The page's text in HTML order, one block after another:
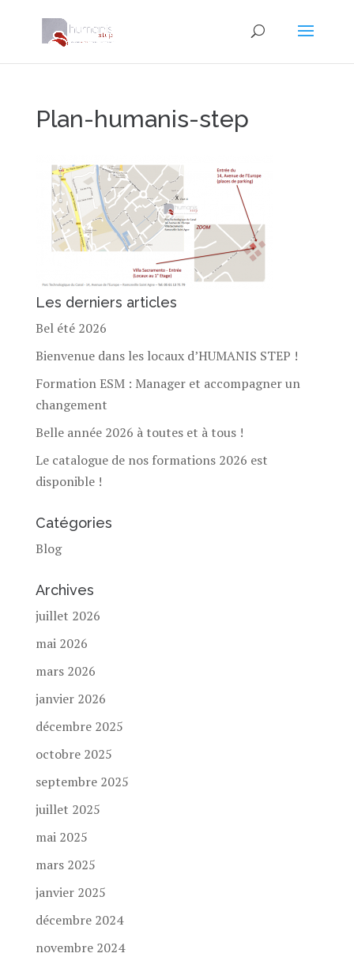
Plan-humanis-step
Les derniers articles
Bel été 2026
Bienvenue dans les locaux d’HUMANIS STEP !
Formation ESM : Manager et accompagner un
changement
Belle année 2026 à toutes et à tous !
Le catalogue de nos formations 2026 est
disponible !
Catégories
Blog
Archives
juillet 2026
mai 2026
mars 2026
janvier 2026
décembre 2025
octobre 2025
septembre 2025
juillet 2025
mai 2025
mars 2025
janvier 2025
décembre 2024
novembre 2024